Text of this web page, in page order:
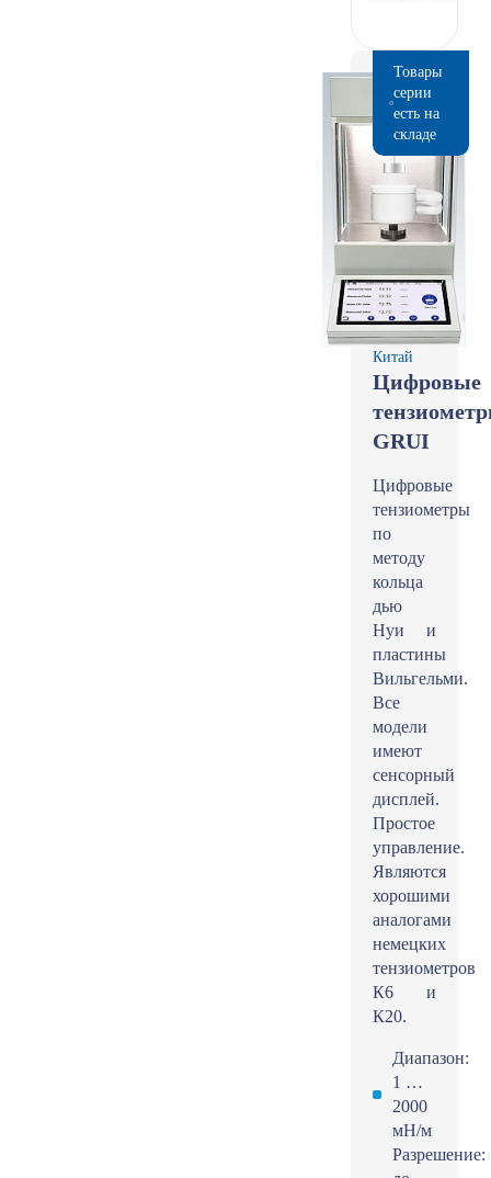
Товары
серии
есть на
складе
Китай
Цифровые
GRUI
Цифровые
тензиометры
по
методу
кольца
дью
Нуи и
пластины
Вильгельми.
Все
модели
имеют
сенсорный
дисплей.
Простое
управление.
Являются
хорошими
аналогами
немецких
тензиометров
К6 и
К20.
Диапазон:
1 …
2000
мН/м
Разрешение: